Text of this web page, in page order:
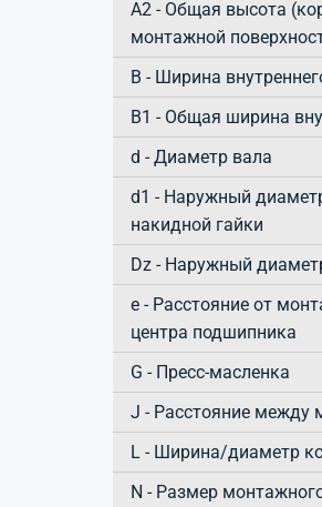
A2 - Общая высота
монтажной
B - Ширина
B1 - Общая ширина
d - Диаметр вала
d1 - Наружный
накидной гайки
Dz - Наружный
e - Расстояние от
центра подшипника
G - Пресс-масленка
J - Расстояние между
L - Ширина/диаметр
N - Размер